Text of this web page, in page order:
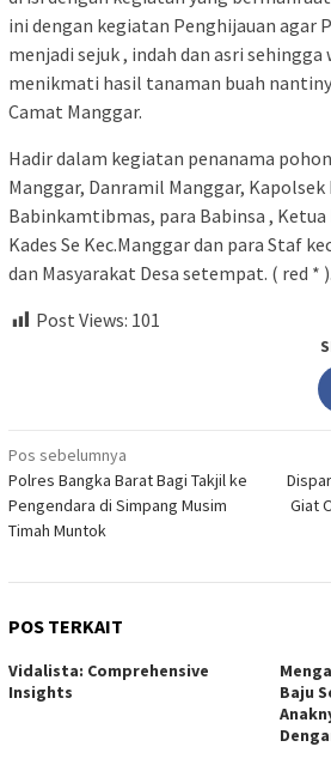
ini dengan kegiatan Penghijauan agar
menjadi sejuk , indah dan asri
menikmati hasil tanaman buah
Camat Manggar.
Hadir dalam kegiatan penanama
Manggar, Danramil Manggar,
Babinkamtibmas, para Babinsa , Ketua
Kades Se Kec.Manggar dan para Staf
dan Masyarakat Desa setempat. ( red * ).
Post Views: 101
Navigasi
pos
Pos sebelumnya
Polres Bangka Barat Bagi Takjil ke
Pengendara di Simpang Musim
Timah Muntok
Giat
POS TERKAIT
Vidalista: Comprehensive
Insights
Baju